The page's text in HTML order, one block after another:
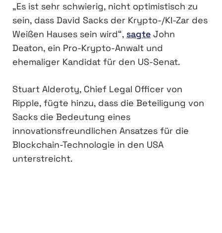
„Es ist sehr schwierig, nicht optimistisch zu
sein, dass David Sacks der Krypto-/KI-Zar des
Weißen Hauses sein wird“, sagte John
Deaton, ein Pro-Krypto-Anwalt und
ehemaliger Kandidat für den US-Senat.
Stuart Alderoty, Chief Legal Officer von
Ripple, fügte hinzu, dass die Beteiligung von
Sacks die Bedeutung eines
innovationsfreundlichen Ansatzes für die
Blockchain-Technologie in den USA
unterstreicht.